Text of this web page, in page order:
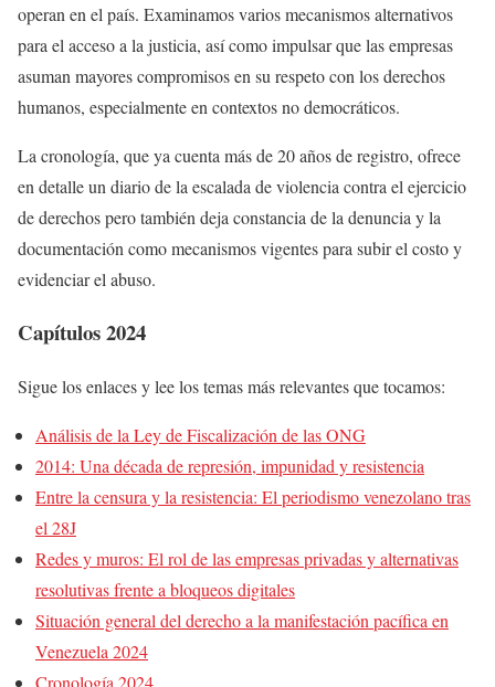
operan en el país. Examinamos varios mecanismos alternativos
para el acceso a la justicia, así como impulsar que las empresas
asuman mayores compromisos en su respeto con los derechos
humanos, especialmente en contextos no democráticos.
La cronología, que ya cuenta más de 20 años de registro, ofrece
en detalle un diario de la escalada de violencia contra el ejercicio
de derechos pero también deja constancia de la denuncia y la
documentación como mecanismos vigentes para subir el costo y
evidenciar el abuso.
Capítulos 2024
Sigue los enlaces y lee los temas más relevantes que tocamos:
Análisis de la Ley de Fiscalización de las ONG
2014: Una década de represión, impunidad y resistencia
Entre la censura y la resistencia: El periodismo venezolano tras
el 28J
Redes y muros: El rol de las empresas privadas y alternativas
resolutivas frente a bloqueos digitales
Situación general del derecho a la manifestación pacífica en
Venezuela 2024
Cronología 2024